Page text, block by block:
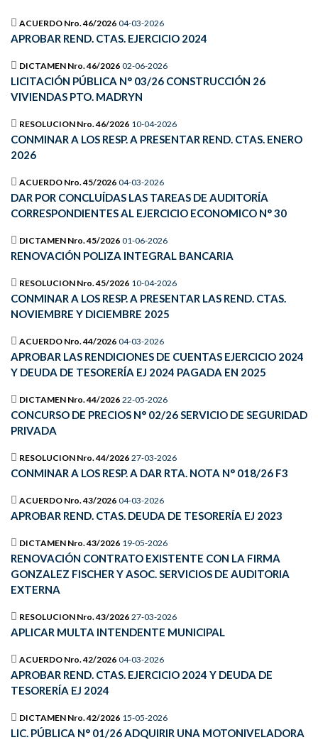
ACUERDO Nro. 46/2026 04-03-2026
APROBAR REND. CTAS. EJERCICIO 2024
DICTAMEN Nro. 46/2026 02-06-2026
LICITACIÓN PÚBLICA N° 03/26 CONSTRUCCIÓN 26
VIVIENDAS PTO. MADRYN
RESOLUCION Nro. 46/2026 10-04-2026
CONMINAR A LOS RESP. A PRESENTAR REND. CTAS. ENERO
2026
ACUERDO Nro. 45/2026 04-03-2026
DAR POR CONCLUÍDAS LAS TAREAS DE AUDITORÍA
CORRESPONDIENTES AL EJERCICIO ECONOMICO N° 30
DICTAMEN Nro. 45/2026 01-06-2026
RENOVACIÓN POLIZA INTEGRAL BANCARIA
RESOLUCION Nro. 45/2026 10-04-2026
CONMINAR A LOS RESP. A PRESENTAR LAS REND. CTAS.
NOVIEMBRE Y DICIEMBRE 2025
ACUERDO Nro. 44/2026 04-03-2026
APROBAR LAS RENDICIONES DE CUENTAS EJERCICIO 2024
Y DEUDA DE TESORERÍA EJ 2024 PAGADA EN 2025
DICTAMEN Nro. 44/2026 22-05-2026
CONCURSO DE PRECIOS N° 02/26 SERVICIO DE SEGURIDAD
PRIVADA
RESOLUCION Nro. 44/2026 27-03-2026
CONMINAR A LOS RESP. A DAR RTA. NOTA N° 018/26 F3
ACUERDO Nro. 43/2026 04-03-2026
APROBAR REND. CTAS. DEUDA DE TESORERÍA EJ 2023
DICTAMEN Nro. 43/2026 19-05-2026
RENOVACIÓN CONTRATO EXISTENTE CON LA FIRMA
GONZALEZ FISCHER Y ASOC. SERVICIOS DE AUDITORIA
EXTERNA
RESOLUCION Nro. 43/2026 27-03-2026
APLICAR MULTA INTENDENTE MUNICIPAL
ACUERDO Nro. 42/2026 04-03-2026
APROBAR REND. CTAS. EJERCICIO 2024 Y DEUDA DE
TESORERÍA EJ 2024
DICTAMEN Nro. 42/2026 15-05-2026
LIC. PÚBLICA N° 01/26 ADQUIRIR UNA MOTONIVELADORA